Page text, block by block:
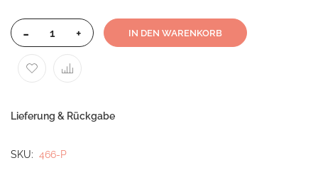
- + IN DEN WARENKORB
Lieferung & Rückgabe
SKU 466-P